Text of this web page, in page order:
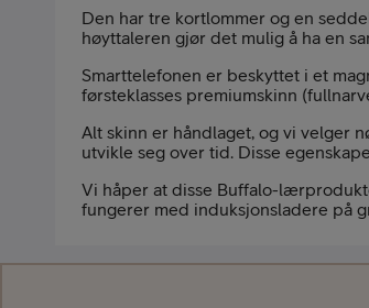
Våre varemerker
Den har tre kortlommer og en
høyttaleren gjør det mulig å ha en
Smarttelefonen er beskyttet i et
førsteklasses premiumskinn
Alt skinn er håndlaget, og vi velger
utvikle seg over tid. Disse
Vi håper at disse Buffalo-
fungerer med induksjonsladere på